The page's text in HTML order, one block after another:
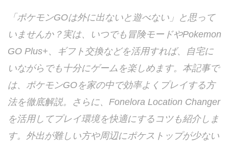
ダウンロード
サポート
言語選択
「ポケモンGOは外に出ないと遊べない」と思って
いませんか？実は、いつでも冒険モードやPokemon
GO Plus+、ギフト交換などを活用すれば、自宅に
いながらでも十分にゲームを楽しめます。本記事で
は、ポケモンGOを家の中で効率よくプレイする方
法を徹底解説。さらに、Fonelora Location Changer
を活用してプレイ環境を快適にするコツも紹介しま
す。外出が難しい方や周辺にポケストップが少ない